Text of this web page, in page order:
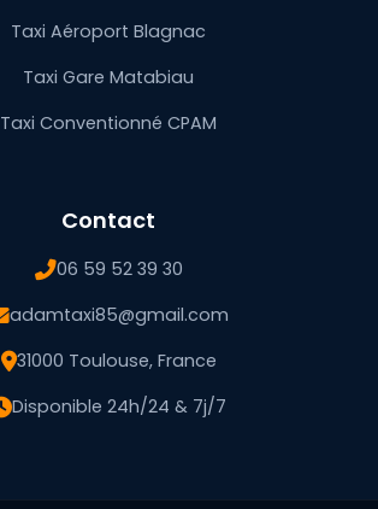
Taxi Aéroport Blagnac
Taxi Gare Matabiau
Taxi Conventionné CPAM
Contact
06 59 52 39 30
adamtaxi85@gmail.com
31000 Toulouse, France
Disponible 24h/24 & 7j/7